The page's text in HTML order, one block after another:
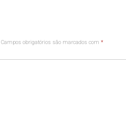
Campos obrigatórios são marcados com *